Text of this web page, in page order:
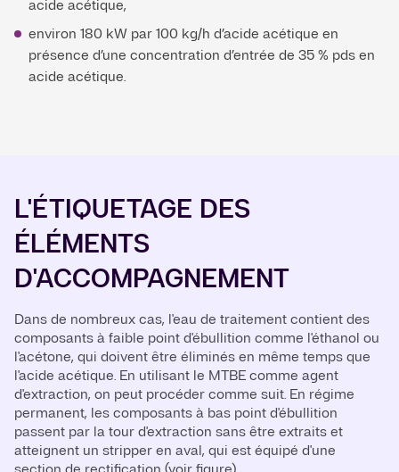
acide acétique,
environ 180 kW par 100 kg/h d’acide acétique en
présence d’une concentration d’entrée de 35 % pds en
acide acétique.
L'ÉTIQUETAGE DES
ÉLÉMENTS
D'ACCOMPAGNEMENT
Dans de nombreux cas, l'eau de traitement contient des
composants à faible point d'ébullition comme l'éthanol ou
l'acétone, qui doivent être éliminés en même temps que
l'acide acétique. En utilisant le MTBE comme agent
d'extraction, on peut procéder comme suit. En régime
permanent, les composants à bas point d'ébullition
passent par la tour d'extraction sans être extraits et
atteignent un stripper en aval, qui est équipé d'une